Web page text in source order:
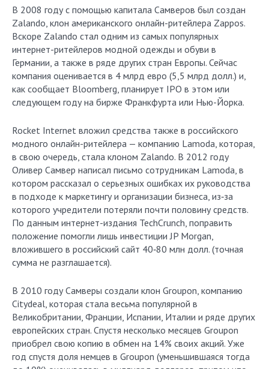
В 2008 году с помощью капитала Самверов был создан
Zalando, клон американского онлайн-ритейлера Zappos.
Вскоре Zalando стал одним из самых популярных
интернет-ритейлеров модной одежды и обуви в
Германии, а также в ряде других стран Европы. Сейчас
компания оценивается в 4 млрд евро (5,5 млрд долл.) и,
как сообщает Bloomberg, планирует IPO в этом или
следующем году на бирже Франкфурта или Нью-Йорка.
Rocket Internet вложил средства также в российского
модного онлайн-ритейлера — компанию Lamoda, которая,
в свою очередь, стала клоном Zalando. В 2012 году
Оливер Самвер написал письмо сотрудникам Lamoda, в
котором рассказал о серьезных ошибках их руководства
в подходе к маркетингу и организации бизнеса, из‑за
которого учредители потеряли почти половину средств.
По данным интернет-издания TechCrunch, поправить
положение помогли лишь инвестиции JP Morgan,
вложившего в российский сайт 40‑80 млн долл. (точная
сумма не разглашается).
В 2010 году Самверы создали клон Groupon, компанию
Citydeal, которая стала весьма популярной в
Великобритании, Франции, Испании, Италии и ряде других
европейских стран. Спустя несколько месяцев Groupon
приобрел свою копию в обмен на 14% своих акций. Уже
год спустя доля немцев в Groupon (уменьшившаяся тогда